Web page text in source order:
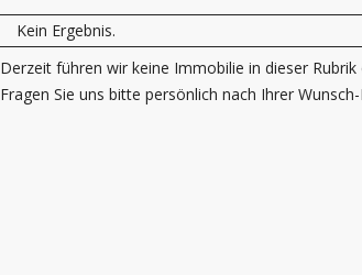
Kein Ergebnis.
Derzeit führen wir keine Immobilie in dieser Rubrik
Fragen Sie uns bitte persönlich nach Ihrer